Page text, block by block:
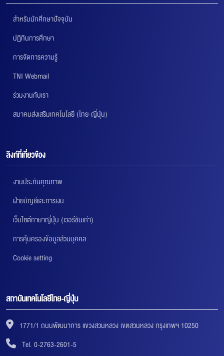
สำหรับนักศึกษาปัจจุบัน
ปฏิทินการศึกษา
การจัดการความรู้
TNI Webmail
ร่วมงานกับเรา
สมาคมส่งเสริมเทคโนโลยี (ไทย-ญี่ปุ่น)
ลิงก์ที่เกี่ยวข้อง
งานประกันคุณภาพ
ฝ่ายบัญชีและการเงิน
เว็บไซต์ภาษาญี่ปุ่น (เวอร์ชันเก่า)
การคุ้มครองข้อมูลส่วนบุคคล
Cookie setting
สถาบันเทคโนโลยีไทย-ญี่ปุ่น
1771/1 ถนนพัฒนาการ แขวงสวนหลวง เขตสวนหลวง กรุงเทพฯ 10250
Tel. 0-2763-2601-5